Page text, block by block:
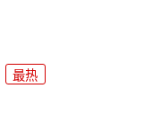
最热